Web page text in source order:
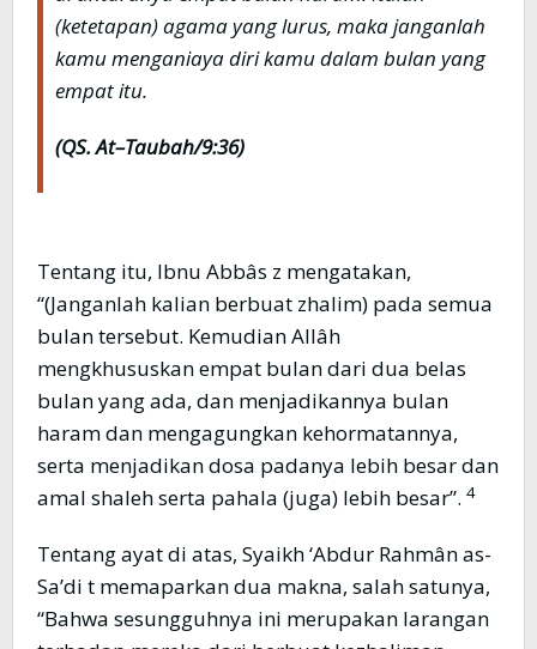
(ketetapan) agama yang lurus, maka janganlah
kamu menganiaya diri kamu dalam bulan yang
empat itu.
(QS. At–Taubah/9:36)
Tentang itu, Ibnu Abbâs z mengatakan,
“(Janganlah kalian berbuat zhalim) pada semua
bulan tersebut. Kemudian Allâh
mengkhususkan empat bulan dari dua belas
bulan yang ada, dan menjadikannya bulan
haram dan mengagungkan kehormatannya,
serta menjadikan dosa padanya lebih besar dan
amal shaleh serta pahala (juga) lebih besar”. 4
Tentang ayat di atas, Syaikh ‘Abdur Rahmân as-
Sa’di t memaparkan dua makna, salah satunya,
“Bahwa sesungguhnya ini merupakan larangan